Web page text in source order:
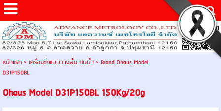
หน้าแรก> เครื่องชั่งแบบวางพื้น กันน้ำ > Brand Ohaus Model
D31P150BL
Ohaus Model D31P150BL 150Kg/20g